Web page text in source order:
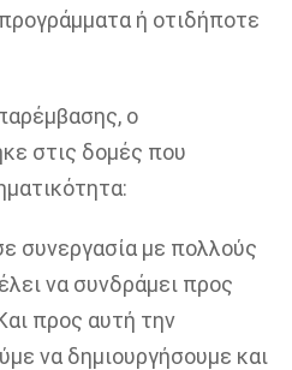
ή οτιδήποτε
ο
στις δομές που
συνεργασία με πολλούς
να συνδράμει προς
προς αυτή την
να δημιουργήσουμε και